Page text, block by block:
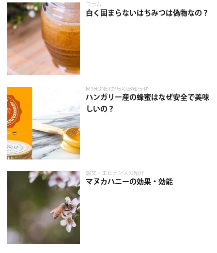
コラム
白く固まらないはちみつは偽物なの？
MYHONEYからのお知らせ
ハンガリー産の蜂蜜はなぜ安全で美味
しいの？
論文・エビデンスの紹介
マヌカハニーの効果・効能